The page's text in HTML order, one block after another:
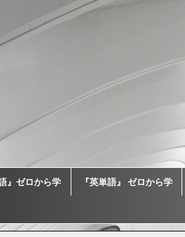
』ゼロから学 『英単語』 ゼロから学